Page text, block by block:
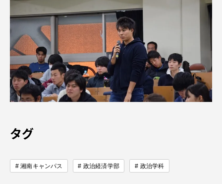
タグ
湘南キャンパス 政治経済学部 政治学科